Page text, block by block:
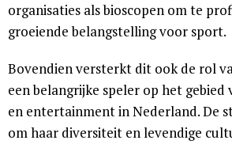
organisaties als bioscopen om te
groeiende belangstelling voor sport.
Bovendien versterkt dit ook de rol
een belangrijke speler op het gebied
en entertainment in Nederland. De
om haar diversiteit en levendige